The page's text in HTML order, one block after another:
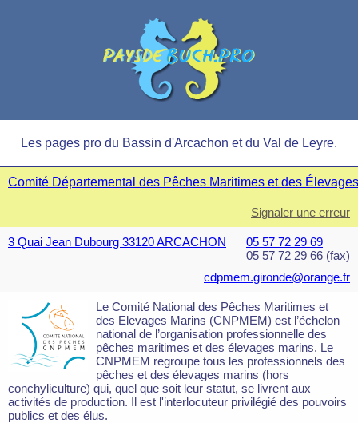
Les pages pro du Bassin d'Arcachon et du Val de Leyre.
Comité Départemental des Pêches Maritimes et des
Signaler une erreur
3 Quai Jean Dubourg 33120 ARCACHON
05 57 72 29 69
05 57 72 29 66 (fax)
cdpmem.gironde@orange.fr
Le Comité National des Pêches Maritimes et
des Elevages Marins (CNPMEM) est l’échelon
national de l’organisation professionnelle des
pêches maritimes et des élevages marins. Le
CNPMEM regroupe tous les professionnels des
pêches et des élevages marins (hors
conchyliculture) qui, quel que soit leur statut, se livrent aux
activités de production. Il est l'interlocuteur privilégié des pouvoirs
publics et des élus.